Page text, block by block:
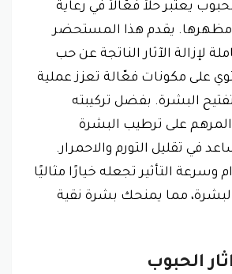
يعتبر حلاً فعّالاً في رعاية
يقدم هذا المستحضر
لإزالة الآثار الناتجة عن حب
على مكونات فعّالة تعزز عملية
البشرة. بفضل تركيبته
على ترطيب البشرة
في تقليل التورم والاحمرار.
التأثير تجعله خيارًا مثاليًا
مما يمنحك بشرة نقية
الحبوب